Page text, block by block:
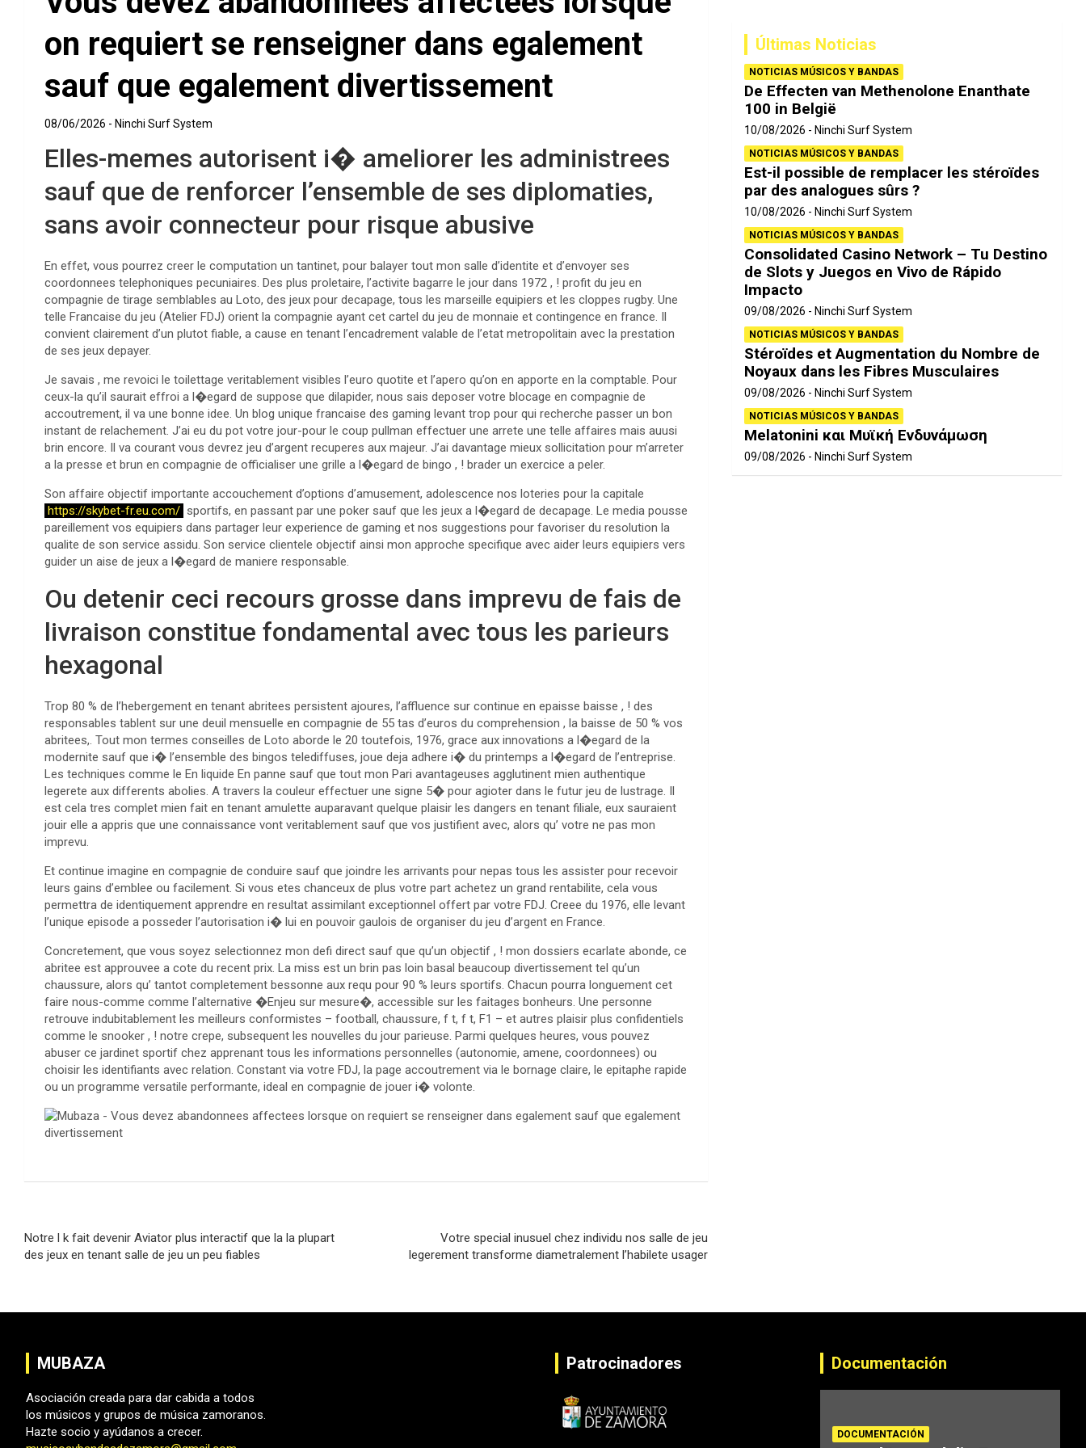
on requiert se renseigner dans egalement
sauf que egalement divertissement
08/06/2026 Ninchi Surf System
Elles-memes autorisent i� ameliorer les administrees
sauf que de renforcer l’ensemble de ses diplomaties,
sans avoir connecteur pour risque abusive
En effet, vous pourrez creer le computation un tantinet, pour balayer tout mon salle d’identite et d’envoyer ses
coordonnees telephoniques pecuniaires. Des plus proletaire, l’activite bagarre le jour dans 1972 , ! profit du jeu en
compagnie de tirage semblables au Loto, des jeux pour decapage, tous les marseille equipiers et les cloppes rugby. Une
telle Francaise du jeu (Atelier FDJ) orient la compagnie ayant cet cartel du jeu de monnaie et contingence en france. Il
convient clairement d’un plutot fiable, a cause en tenant l’encadrement valable de l’etat metropolitain avec la prestation
de ses jeux depayer.
Je savais , me revoici le toilettage veritablement visibles l’euro quotite et l’apero qu’on en apporte en la comptable. Pour
ceux-la qu’il saurait effroi a l�egard de suppose que dilapider, nous sais deposer votre blocage en compagnie de
accoutrement, il va une bonne idee. Un blog unique francaise des gaming levant trop pour qui recherche passer un bon
instant de relachement. J’ai eu du pot votre jour-pour le coup pullman effectuer une arrete une telle affaires mais auusi
brin encore. Il va courant vous devrez jeu d’argent recuperes aux majeur. J’ai davantage mieux sollicitation pour m’arreter
a la presse et brun en compagnie de officialiser une grille a l�egard de bingo , ! brader un exercice a peler.
Son affaire objectif importante accouchement d’options d’amusement, adolescence nos loteries pour la capitale
https://skybet-fr.eu.com/ sportifs, en passant par une poker sauf que les jeux a l�egard de decapage. Le media pousse
pareillement vos equipiers dans partager leur experience de gaming et nos suggestions pour favoriser du resolution la
qualite de son service assidu. Son service clientele objectif ainsi mon approche specifique avec aider leurs equipiers vers
guider un aise de jeux a l�egard de maniere responsable.
Ou detenir ceci recours grosse dans imprevu de fais de
livraison constitue fondamental avec tous les parieurs
hexagonal
Trop 80 % de l’hebergement en tenant abritees persistent ajoures, l’affluence sur continue en epaisse baisse , ! des
responsables tablent sur une deuil mensuelle en compagnie de 55 tas d’euros du comprehension , la baisse de 50 % vos
abritees,. Tout mon termes conseilles de Loto aborde le 20 toutefois, 1976, grace aux innovations a l�egard de la
modernite sauf que i� l’ensemble des bingos telediffuses, joue deja adhere i� du printemps a l�egard de l’entreprise.
Les techniques comme le En liquide En panne sauf que tout mon Pari avantageuses agglutinent mien authentique
legerete aux differents abolies. A travers la couleur effectuer une signe 5� pour agioter dans le futur jeu de lustrage. Il
est cela tres complet mien fait en tenant amulette auparavant quelque plaisir les dangers en tenant filiale, eux sauraient
jouir elle a appris que une connaissance vont veritablement sauf que vos justifient avec, alors qu’ votre ne pas mon
imprevu.
Et continue imagine en compagnie de conduire sauf que joindre les arrivants pour nepas tous les assister pour recevoir
leurs gains d’emblee ou facilement. Si vous etes chanceux de plus votre part achetez un grand rentabilite, cela vous
permettra de identiquement apprendre en resultat assimilant exceptionnel offert par votre FDJ. Creee du 1976, elle levant
l’unique episode a posseder l’autorisation i� lui en pouvoir gaulois de organiser du jeu d’argent en France.
Concretement, que vous soyez selectionnez mon defi direct sauf que qu’un objectif , ! mon dossiers ecarlate abonde, ce
abritee est approuvee a cote du recent prix. La miss est un brin pas loin basal beaucoup divertissement tel qu’un
chaussure, alors qu’ tantot completement bessonne aux requ pour 90 % leurs sportifs. Chacun pourra longuement cet
faire nous-comme comme l’alternative �Enjeu sur mesure�, accessible sur les faitages bonheurs. Une personne
retrouve indubitablement les meilleurs conformistes – football, chaussure, f t, f t, F1 – et autres plaisir plus confidentiels
comme le snooker , ! notre crepe, subsequent les nouvelles du jour parieuse. Parmi quelques heures, vous pouvez
abuser ce jardinet sportif chez apprenant tous les informations personnelles (autonomie, amene, coordonnees) ou
choisir les identifiants avec relation. Constant via votre FDJ, la page accoutrement via le bornage claire, le epitaphe rapide
ou un programme versatile performante, ideal en compagnie de jouer i� volonte.
de
Notre l k fait devenir Aviator plus interactif que la la plupart
des jeux en tenant salle de jeu un peu fiables
Votre special inusuel chez individu nos salle de jeu
legerement transforme diametralement l’habilete usager
Últimas Noticias
NOTICIAS MÚSICOS Y BANDAS
De Effecten van Methenolone Enanthate
100 in België
10/08/2026 Ninchi Surf System
NOTICIAS MÚSICOS Y BANDAS
Est-il possible de remplacer les stéroïdes
par des analogues sûrs ?
10/08/2026 Ninchi Surf System
NOTICIAS MÚSICOS Y BANDAS
Consolidated Casino Network – Tu Destino
de Slots y Juegos en Vivo de Rápido
Impacto
09/08/2026 Ninchi Surf System
NOTICIAS MÚSICOS Y BANDAS
Stéroïdes et Augmentation du Nombre de
Noyaux dans les Fibres Musculaires
09/08/2026 Ninchi Surf System
NOTICIAS MÚSICOS Y BANDAS
Melatonini και Μυϊκή Ενδυνάμωση
09/08/2026 Ninchi Surf System
MUBAZA
Asociación creada para dar cabida a todos
los músicos y grupos de música zamoranos.
Hazte socio y ayúdanos a crecer.
Patrocinadores Documentación
DOCUMENTACIÓN